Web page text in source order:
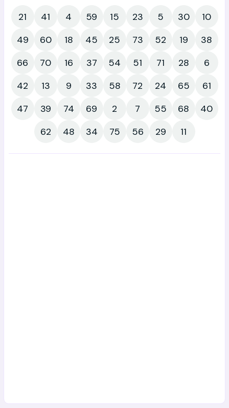
21 41 4 59 15 23 5 30
10
49
60 18 45 25 73 52 19
38
66
70 16 37 54 51 71 28
6
42
13 9 33 58 72 24 65
61
47
39 74 69 2 7 55 68
40
62
48 34 75 56 29 11